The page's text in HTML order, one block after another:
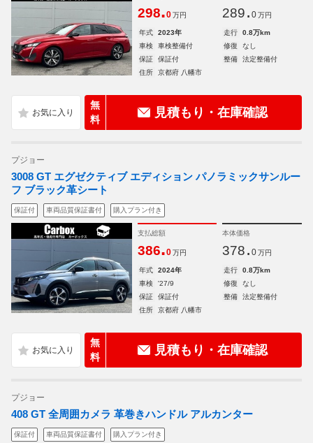
298.0 万円 289. 0 万円
年式 2023年 走行
0.8万km
車検
車検整備付 修復
なし
保証
保証付 整備
法定整備付
住所
京都府 八幡市
無
料
見積もり・在庫確認
プジョー
3008 GT エグゼクティブ エディション パノラミックサンルー
フ ブラック革シート
保証付 車両品質保証書付 購入プラン付き
支払総額
386.0 万円
本体価格
378. 0 万円
年式 2024年 走行
0.8万km
車検
'27/9 修復
なし
保証
保証付 整備
法定整備付
住所
京都府 八幡市
無
料
見積もり・在庫確認
プジョー
408 GT 全周囲カメラ 革巻きハンドル アルカンター
保証付 車両品質保証書付 購入プラン付き